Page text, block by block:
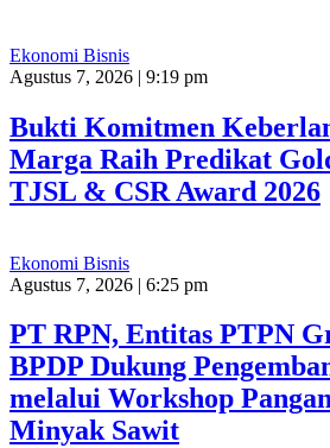
Ekonomi Bisnis
Agustus 7, 2026 | 9:19 pm
Bukti Komitmen
Marga Raih Predikat
TJSL & CSR Award 2026
Ekonomi Bisnis
Agustus 7, 2026 | 6:25 pm
PT RPN, Entitas PTPN
BPDP Dukung
melalui Workshop
Minyak Sawit